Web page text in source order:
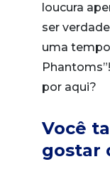
loucura
ser
uma
por aqui?
Você
gostar